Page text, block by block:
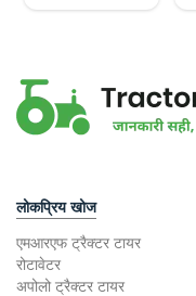
लोकप्रिय खोज
एमआरएफ ट्रैक्टर टायर
रोटावेटर
अपोलो ट्रैक्टर टायर